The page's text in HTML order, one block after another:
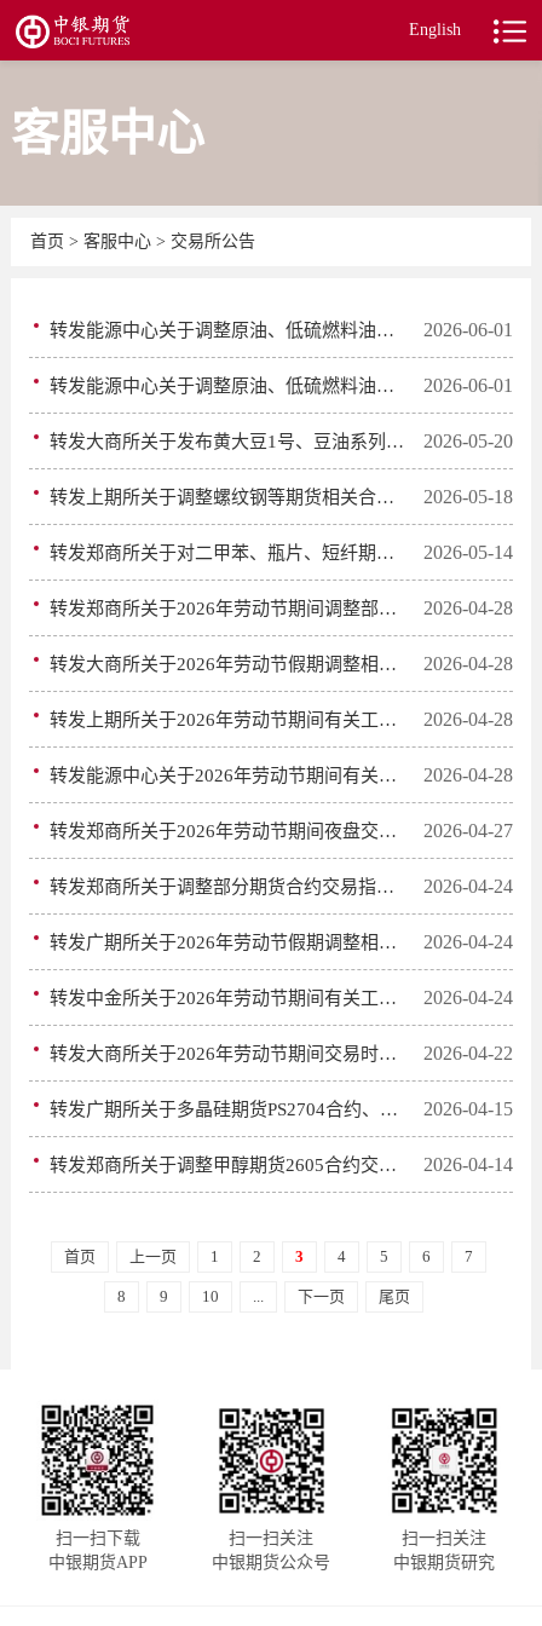
English
客服中心
首页 > 客服中心 > 交易所公告
转发能源中心关于调整原油、低硫燃料油期货相关合约交易限额的通知 2026-06-01
转发能源中心关于调整原油、低硫燃料油期货涨跌停板幅度和交易保证金比例的通知 2026-06-01
转发大商所关于发布黄大豆1号、豆油系列期权挂牌参数的通知 2026-05-20
转发上期所关于调整螺纹钢等期货相关合约涨跌停板幅度和交易保证金比例的通知 2026-05-18
转发郑商所关于对二甲苯、瓶片、短纤期货及期权、精对苯二甲酸期权实施引入境外交易者业务有关事项的公告 2026-05-14
转发郑商所关于2026年劳动节期间调整部分期货合约交易保证金标准和涨跌停板幅度的通知 2026-04-28
转发大商所关于2026年劳动节假期调整相关品种期货合约涨跌停板幅度和交易保证金水平的通知 2026-04-28
转发上期所关于2026年劳动节期间有关工作安排的通知 2026-04-28
转发能源中心关于2026年劳动节期间有关工作安排的通知 2026-04-28
转发郑商所关于2026年劳动节期间夜盘交易时间提示的通知 2026-04-27
转发郑商所关于调整部分期货合约交易指令每次最小开仓下单量的公告 2026-04-24
转发广期所关于2026年劳动节假期调整相关期货合约涨跌停板幅度和交易保证金标准的通知 2026-04-24
转发中金所关于2026年劳动节期间有关工作安排的通知 2026-04-24
转发大商所关于2026年劳动节期间交易时间安排的通知 2026-04-22
转发广期所关于多晶硅期货PS2704合约、碳酸锂期货LC2704合约有关事项的公告 2026-04-15
转发郑商所关于调整甲醇期货2605合约交易限额的公告 2026-04-14
首页 上一页 1 2 3 4 5 6 7
8 9 10 ... 下一页 尾页
扫一扫下载
中银期货APP
扫一扫关注
中银期货公众号
扫一扫关注
中银期货研究